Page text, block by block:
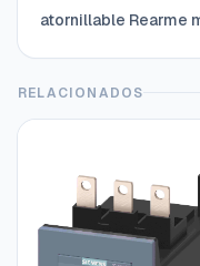
atornillable Rearme
RELACIONADOS